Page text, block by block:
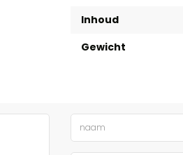
Inhoud
Gewicht